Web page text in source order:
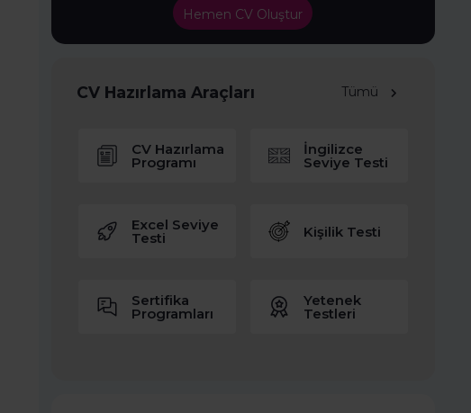
Hemen CV Oluştur
CV Hazırlama Araçları Tümü
CV Hazırlama
Programı
İngilizce
Seviye Testi
Excel Seviye
Testi Kişilik Testi
Sertifika
Programları
Yetenek
Testleri